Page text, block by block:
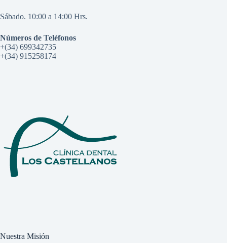
Sábado. 10:00 a 14:00 Hrs.
Números de Teléfonos
+(34) 699342735
+(34) 915258174
Nuestra Misión